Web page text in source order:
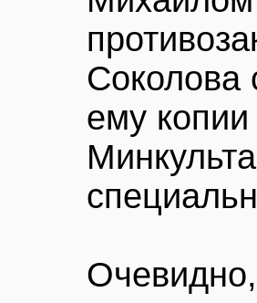
Соколова
ему копии